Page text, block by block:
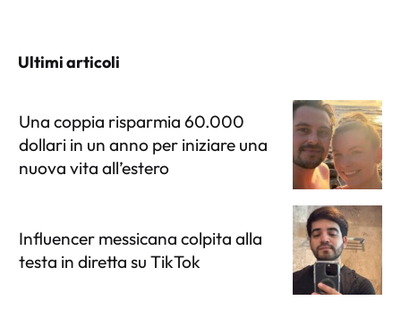
Ultimi articoli
Una coppia risparmia 60.000
dollari in un anno per iniziare una
nuova vita all’estero
Influencer messicana colpita alla
testa in diretta su TikTok